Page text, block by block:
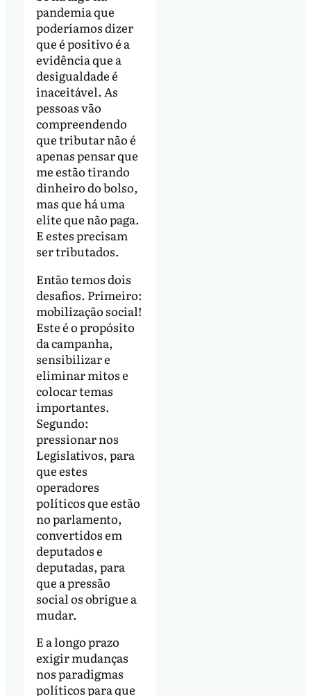
pandemia que
poderíamos dizer
que é positivo é a
evidência que a
desigualdade é
inaceitável. As
pessoas vão
compreendendo
que tributar não é
apenas pensar que
me estão tirando
dinheiro do bolso,
mas que há uma
elite que não paga.
E estes precisam
ser tributados.
Então temos dois
desafios. Primeiro:
mobilização social!
Este é o propósito
da campanha,
sensibilizar e
eliminar mitos e
colocar temas
importantes.
Segundo:
pressionar nos
Legislativos, para
que estes
operadores
políticos que estão
no parlamento,
convertidos em
deputados e
deputadas, para
que a pressão
social os obrigue a
mudar.
E a longo prazo
exigir mudanças
nos paradigmas
políticos para que